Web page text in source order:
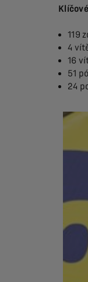
119
4
16
51
24